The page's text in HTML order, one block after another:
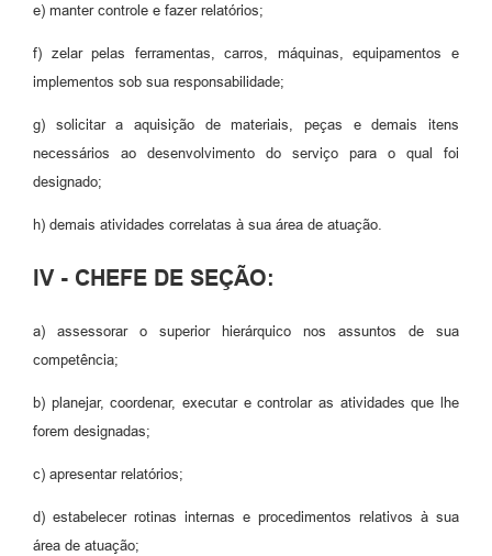
e) manter controle e fazer relatórios;
f) zelar pelas ferramentas, carros, máquinas, equipamentos e
implementos sob sua responsabilidade;
g) solicitar a aquisição de materiais, peças e demais itens
necessários ao desenvolvimento do serviço para o qual foi
designado;
h) demais atividades correlatas à sua área de atuação.
IV - CHEFE DE SEÇÃO:
a) assessorar o superior hierárquico nos assuntos de sua
competência;
b) planejar, coordenar, executar e controlar as atividades que lhe
forem designadas;
c) apresentar relatórios;
d) estabelecer rotinas internas e procedimentos relativos à sua
área de atuação;